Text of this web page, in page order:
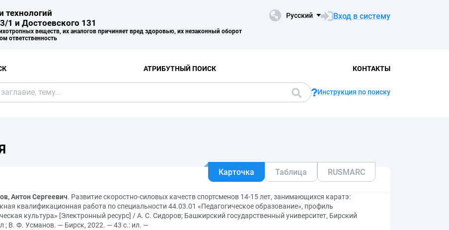
технологий
1 и Достоевского 131
веществ, их аналогов причиняет вред здоровью, их незаконный оборот
ответственность
Русский Вход в систему
АТРИБУТНЫЙ ПОИСК КОНТАКТЫ
Инструкция по поиску
Карточка Таблица RUSMARC
Антон Сергеевич. Развитие скоростно-силовых качеств спортсменов 14-15 лет, занимающихся каратэ:
квалификационная работа по специальности 44.03.01 «Педагогическое образование», профиль
культура» [Электронный ресурс] / А. С. Сидоров; Башкирский государственный университет, Бирский
; В. Ф. Усманов. — Бирск, 2022. — 43 с.: ил. —